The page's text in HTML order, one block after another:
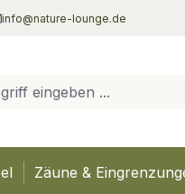
info@nature-lounge.de
Zäune &